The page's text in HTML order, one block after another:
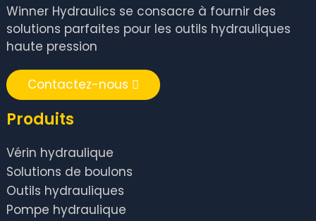
Winner Hydraulics se consacre à fournir des
solutions parfaites pour les outils hydrauliques
haute pression
Contactez-nous
Produits
Vérin hydraulique
Solutions de boulons
Outils hydrauliques
Pompe hydraulique